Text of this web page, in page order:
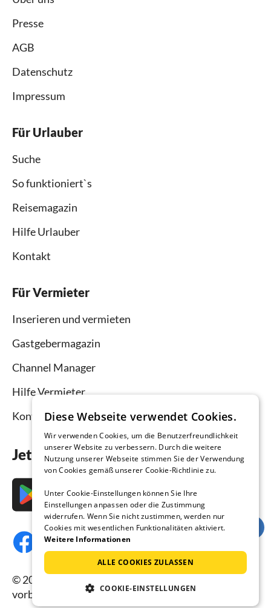
Presse
AGB
Datenschutz
Impressum
Für Urlauber
Suche
So funktioniert`s
Reisemagazin
Hilfe Urlauber
Kontakt
Für Vermieter
Inserieren und vermieten
Gastgebermagazin
Channel Manager
Hilfe Vermieter
Kontakt
Jetzt die App downloaden
© 2026 Ferienhausmiete.de, alle Rechte
vorbehalten.
Diese Webseite verwendet Cookies.
Wir verwenden Cookies, um die Benutzerfreundlichkeit
unserer Website zu verbessern. Durch die weitere
Nutzung unserer Webseite stimmen Sie der Verwendung
von Cookies gemäß unserer Cookie-Richtlinie zu.
Unter Cookie-Einstellungen können Sie Ihre
Einstellungen anpassen oder die Zustimmung
widerrufen. Wenn Sie nicht zustimmen, werden nur
Cookies mit wesentlichen Funktionalitäten aktiviert.
Weitere Informationen
ALLE COOKIES ZULASSEN
COOKIE-EINSTELLUNGEN